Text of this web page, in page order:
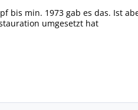
bis min. 1973 gab es das. Ist
umgesetzt hat